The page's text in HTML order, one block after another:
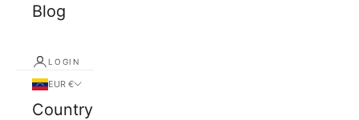
Blog
LOGIN
EUR €
Country